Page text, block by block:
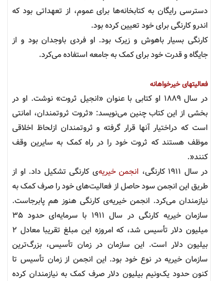
دسترسی رایگان به کتابخانه‌ها برای عموم، از تعهداتی بود که
اندرو کارنگی برای خود تعیین کرده بود.
کارنگی بسیار باهوش و زیرک بود. او فردی باوجدان بود و از
جایگاه و قدرت خود برای کمک به جامعه استفاده می‌کرد.
فعالیتهای خیرخواهانه
در سال ۱۸۸۹ او کتابی با عنوان «انجیل ثروت» نوشت. او در
بخشی از این کتاب چنین می‌نویسد: «ثروت ثروتمندان، امانتی
است که دراختیار آنها قرار گرفته و ثروتمندان ازلحاظ اخلاقی
موظف هستند که ثروت خود را در راه کمک به سایرین وقف
کنند.»
در سال ۱۹۱۱ کارنگی،
انجمن خیریه‌ی کارنگی تشکیل داد. او از
طریق این انجمن سود حاصل از فعالیت‌های خود را صرف کمک به
نیازمندان می‌کرد. انجمن خیریه‌ی کارنگی هنوز هم پابرجاست.
سازمان خیریه کارنگی در سال ۱۹۱۱ با سرمایه‌ای حدود ۳۵
میلیون دلار تأسیس شد، که امروزه این مبلغ تقریبا معادل ۲
بیلیون دلار است. این سازمان در زمان تأسیس، بزرگ‌ترین
سازمان خیریه در نوع خود بود. این انجمن از زمان تأسیس تا
کنون حدود یک‌ونیم بیلیون دلار صرف کمک به نیازمندان کرده